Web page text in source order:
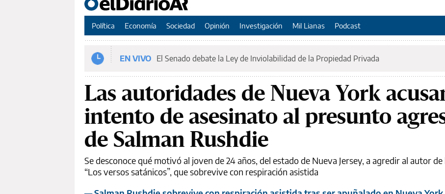
Política Economía Sociedad Opinión Investigación Mil Lianas Podcast
EN VIVO El Senado debate la Ley de Inviolabilidad de la Propiedad Privada
Las autoridades de Nueva York
intento de asesinato al presunto
de Salman Rushdie
Se desconoce qué motivó al joven de 24 años, del estado de Nueva Jersey, a agredir al autor de
“Los versos satánicos”, que sobrevive con respiración asistida